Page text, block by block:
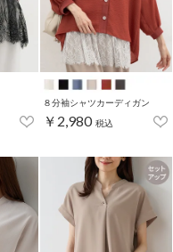
８分袖シャツカーディガン
￥2,980 税込